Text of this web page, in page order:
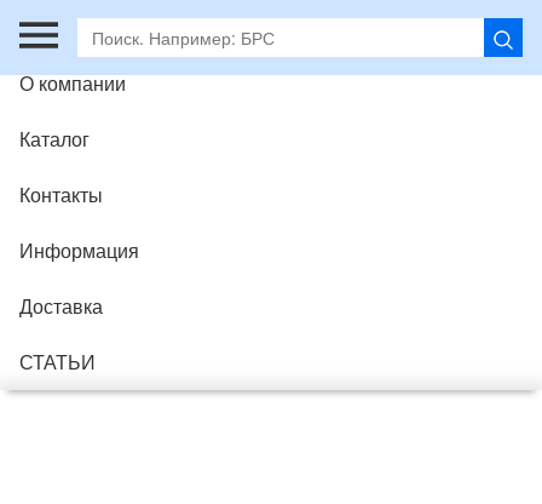
Главная
О компании
Каталог
Контакты
Информация
Доставка
СТАТЬИ